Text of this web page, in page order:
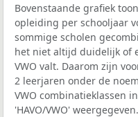
Bovenstaande grafiek
opleiding per schooljaar
sommige scholen
het niet altijd duidelijk of
VWO valt. Daarom zijn
2 leerjaren onder de
VWO combinatieklassen
'HAVO/VWO' weergegeven.